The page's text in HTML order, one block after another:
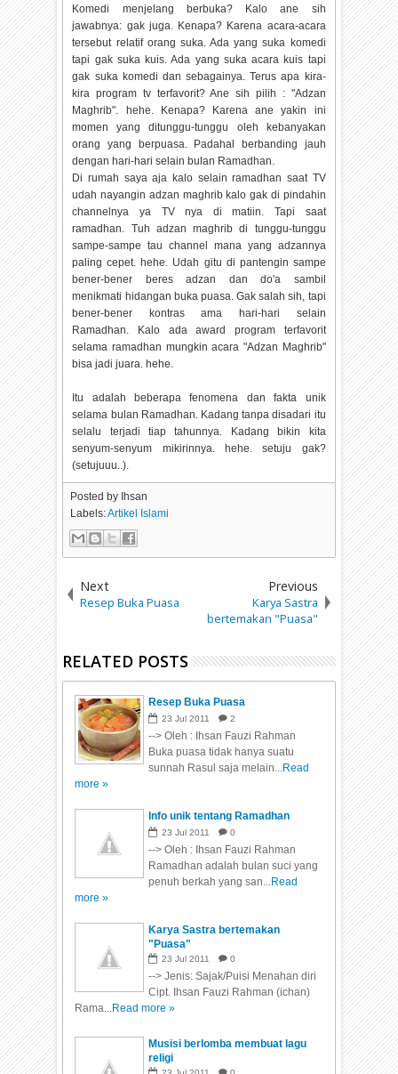
Komedi menjelang berbuka? Kalo ane sih
jawabnya: gak juga. Kenapa? Karena acara-acara
tersebut relatif orang suka. Ada yang suka komedi
tapi gak suka kuis. Ada yang suka acara kuis tapi
gak suka komedi dan sebagainya. Terus apa kira-
kira program tv terfavorit? Ane sih pilih : "Adzan
Maghrib". hehe. Kenapa? Karena ane yakin ini
momen yang ditunggu-tunggu oleh kebanyakan
orang yang berpuasa. Padahal berbanding jauh
dengan hari-hari selain bulan Ramadhan.
Di rumah saya aja kalo selain ramadhan saat TV
udah nayangin adzan maghrib kalo gak di pindahin
channelnya ya TV nya di matiin. Tapi saat
ramadhan. Tuh adzan maghrib di tunggu-tunggu
sampe-sampe tau channel mana yang adzannya
paling cepet. hehe. Udah gitu di pantengin sampe
bener-bener beres adzan dan do'a sambil
menikmati hidangan buka puasa. Gak salah sih, tapi
bener-bener kontras ama hari-hari selain
Ramadhan. Kalo ada award program terfavorit
selama ramadhan mungkin acara "Adzan Maghrib"
bisa jadi juara. hehe.
Itu adalah beberapa fenomena dan fakta unik
selama bulan Ramadhan. Kadang tanpa disadari itu
selalu terjadi tiap tahunnya. Kadang bikin kita
senyum-senyum mikirinnya. hehe. setuju gak?
(setujuuu..).
Posted by Ihsan
Labels:Artikel Islami
Next
Resep Buka Puasa
Previous
Karya Sastra
bertemakan "Puasa"
RELATED POSTS
Resep Buka Puasa
23 Jul 2011 2
--> Oleh : Ihsan Fauzi Rahman
Buka puasa tidak hanya suatu
sunnah Rasul saja melain...Read
more »
Info unik tentang Ramadhan
23 Jul 2011 0
--> Oleh : Ihsan Fauzi Rahman
Ramadhan adalah bulan suci yang
penuh berkah yang san...Read
more »
Karya Sastra bertemakan
"Puasa"
23 Jul 2011 0
--> Jenis: Sajak/Puisi Menahan diri
Cipt. Ihsan Fauzi Rahman (ichan)
Rama...Read more »
Musisi berlomba membuat lagu
religi